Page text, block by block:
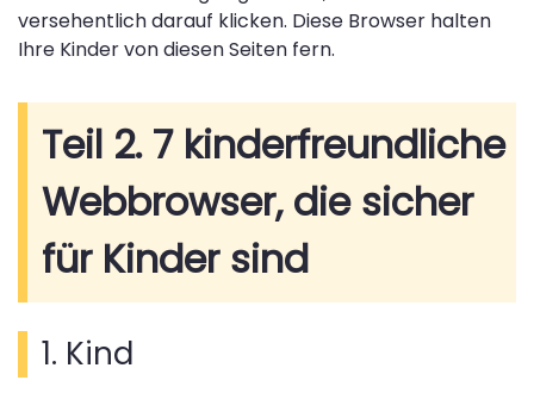
versehentlich darauf klicken. Diese Browser halten
Ihre Kinder von diesen Seiten fern.
Teil 2. 7 kinderfreundliche
Webbrowser, die sicher
für Kinder sind
1. Kind